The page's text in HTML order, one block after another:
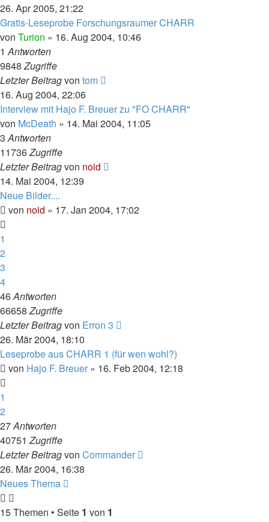
26. Apr 2005, 21:22
Gratis-Leseprobe Forschungsraumer CHARR
von Turion » 16. Aug 2004, 10:46
1Antworten
9848Zugriffe
Letzter Beitragvon tom
16. Aug 2004, 22:06
Interview mit Hajo F. Breuer zu "FO CHARR"
von McDeath » 14. Mai 2004, 11:05
3Antworten
11736Zugriffe
Letzter Beitragvon noid
14. Mai 2004, 12:39
Neue Bilder....
von noid » 17. Jan 2004, 17:02
1
2
3
4
46Antworten
66658Zugriffe
Letzter Beitragvon Erron 3
26. Mär 2004, 18:10
Leseprobe aus CHARR 1 (für wen wohl?)
von Hajo F. Breuer » 16. Feb 2004, 12:18
1
2
27Antworten
40751Zugriffe
Letzter Beitragvon Commander
26. Mär 2004, 16:38
Neues Thema
15 Themen • Seite 1 von 1